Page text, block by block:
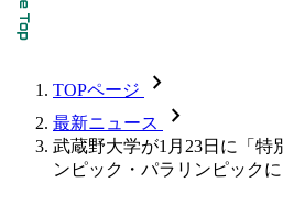
TOPページ chevron_forward
最新ニュース chevron_forward
武蔵野大学が1月23日に「特
ンピック・パラリンピック